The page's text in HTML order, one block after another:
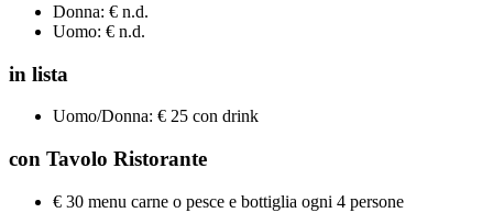
Donna: € n.d.
Uomo: € n.d.
in lista
Uomo/Donna: € 25 con drink
con Tavolo Ristorante
€ 30 menu carne o pesce e bottiglia ogni 4 persone